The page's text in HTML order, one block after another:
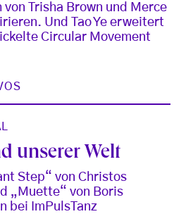
Trisha Brown und Merce
Und Tao Ye erweitert
Circular Movement
unserer Welt
Step“ von Christos
„Muette“ von Boris
bei ImPulsTanz